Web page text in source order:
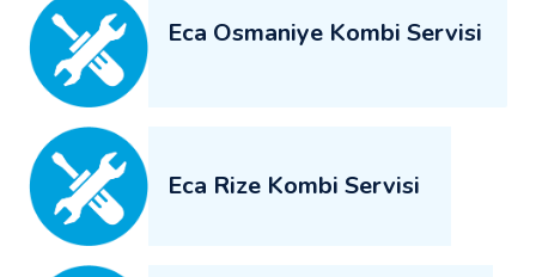
Eca Osmaniye Kombi Servisi
Eca Rize Kombi Servisi